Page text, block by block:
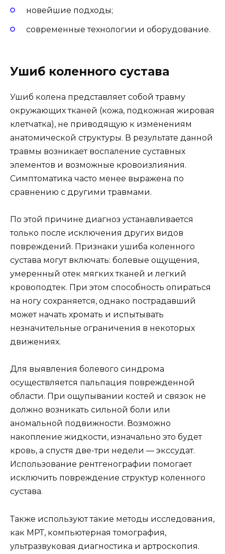
новейшие подходы;
современные технологии и оборудование.
Ушиб коленного сустава
Ушиб колена представляет собой травму
окружающих тканей (кожа, подкожная жировая
клетчатка), не приводящую к изменениям
анатомической структуры. В результате данной
травмы возникает воспаление суставных
элементов и возможные кровоизлияния.
Симптоматика часто менее выражена по
сравнению с другими травмами.
По этой причине диагноз устанавливается
только после исключения других видов
повреждений. Признаки ушиба коленного
сустава могут включать: болевые ощущения,
умеренный отек мягких тканей и легкий
кровоподтек. При этом способность опираться
на ногу сохраняется, однако пострадавший
может начать хромать и испытывать
незначительные ограничения в некоторых
движениях.
Для выявления болевого синдрома
осуществляется пальпация поврежденной
области. При ощупывании костей и связок не
должно возникать сильной боли или
аномальной подвижности. Возможно
накопление жидкости, изначально это будет
кровь, а спустя две-три недели — экссудат.
Использование рентгенографии помогает
исключить повреждение структур коленного
сустава.
Также используют такие методы исследования,
как МРТ, компьютерная томография,
ультразвуковая диагностика и артроскопия.